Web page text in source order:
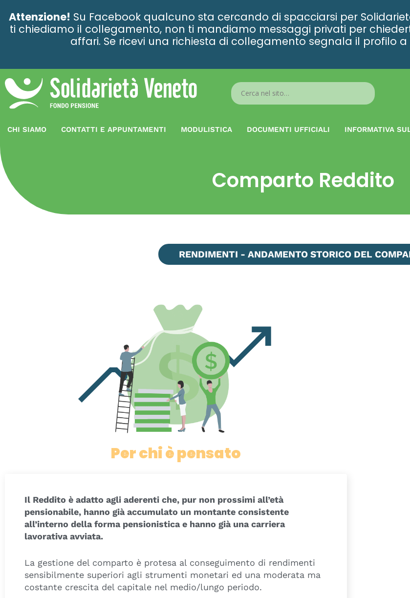
Attenzione! Su Facebook qualcuno sta cercando di spacciarsi per
ti chiediamo il collegamento, non ti mandiamo messaggi privati per
affari. Se ricevi una richiesta di collegamento segnala il profilo
Search
...
CHI SIAMO CONTATTI E APPUNTAMENTI MODULISTICA DOCUMENTI UFFICIALI INFORMATIVA
Comparto Reddito
RENDIMENTI - ANDAMENTO STORICO DEL
Per chi è pensato
Il Reddito è adatto agli aderenti che, pur non prossimi all’età
pensionabile, hanno già accumulato un montante consistente
all’interno della forma pensionistica e hanno già una carriera
lavorativa avviata.
La gestione del comparto è protesa al conseguimento di rendimenti
sensibilmente superiori agli strumenti monetari ed una moderata ma
costante crescita del capitale nel medio/lungo periodo.